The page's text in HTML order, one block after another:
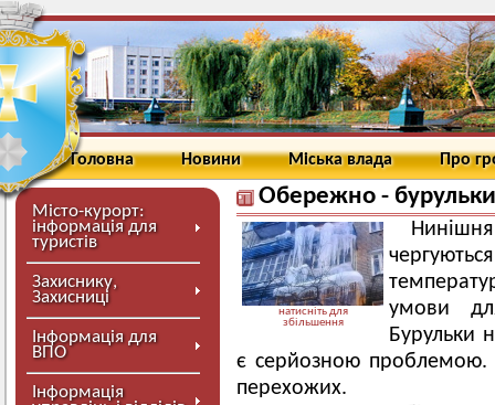
Головна Новини Міська влада Про
Місто-курорт:
інформація для
туристів
Захиснику,
Захисниці
Інформація для
ВПО
Інформація
Обережно -
натисніть для
збільшення
умови
Бурульки
є серйозною
перехожих.